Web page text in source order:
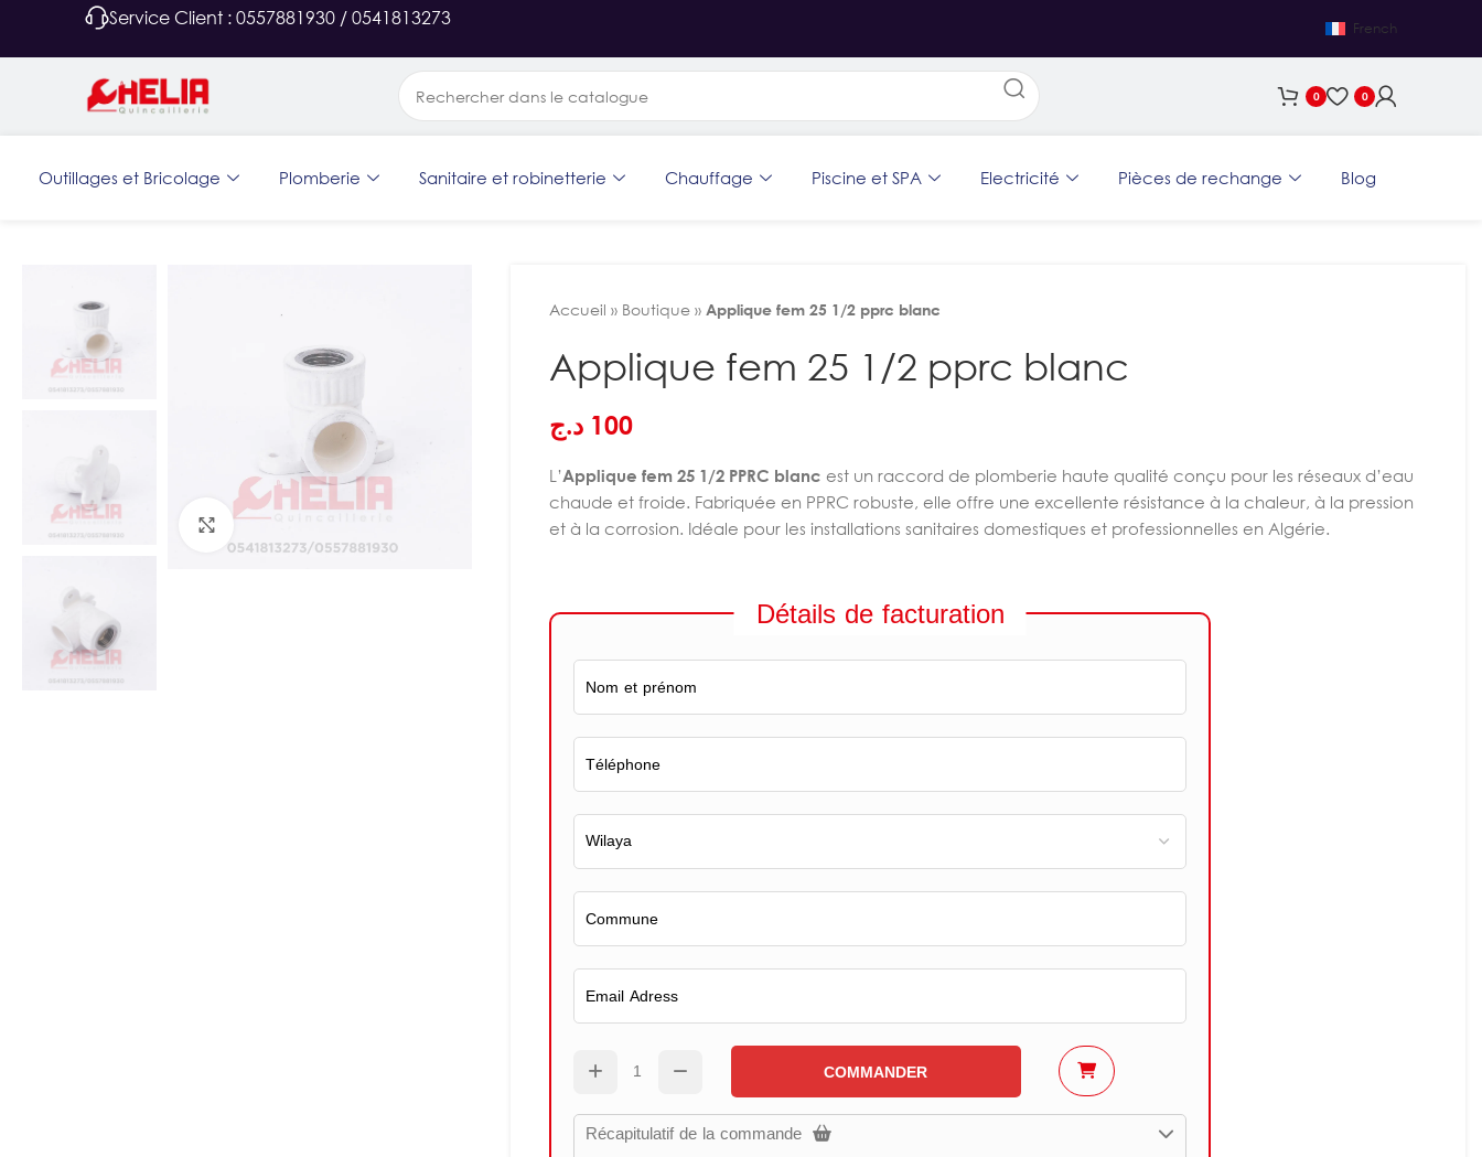
Service Client : 0557881930 / 0541813273 French
0 0
Outillages et Bricolage Plomberie Sanitaire et robinetterie Chauffage Piscine et SPA Electricité Pièces de rechange Blog
Agrandir
Accueil » Boutique » Applique fem 25 1/2 pprc blanc
Applique fem 25 1/2 pprc blanc
100 د.ج
L’Applique fem 25 1/2 PPRC blanc est un raccord de plomberie haute qualité conçu pour les réseaux d’eau
chaude et froide. Fabriquée en PPRC robuste, elle offre une excellente résistance à la chaleur, à la pression
et à la corrosion. Idéale pour les installations sanitaires domestiques et professionnelles en Algérie.
Détails de facturation
COMMANDER
Récapitulatif de la commande